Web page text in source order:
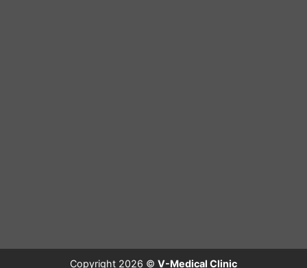
Copyright 2026 © V-Medical Clinic